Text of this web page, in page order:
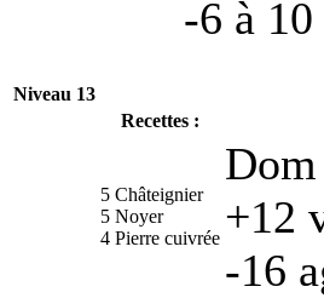
-6 à
Niveau 13
Recettes :
5 Châteignier
5 Noyer
4 Pierre cuivrée +12
-16